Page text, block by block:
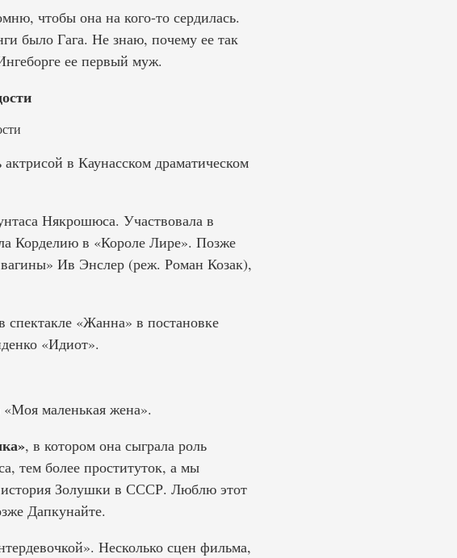
чтобы она на кого-то сердилась.
было Гага. Не знаю, почему ее так
ее первый муж.
в Каунасском драматическом
Някрошюса. Участвовала в
Корделию в «Короле Лире». Позже
Ив Энслер (реж. Роман Козак),
спектакле «Жанна» в постановке
«Идиот».
маленькая жена».
, в котором она сыграла роль
тем более проституток, а мы
история Золушки в СССР. Люблю этот
Дапкунайте.
Несколько сцен фильма,